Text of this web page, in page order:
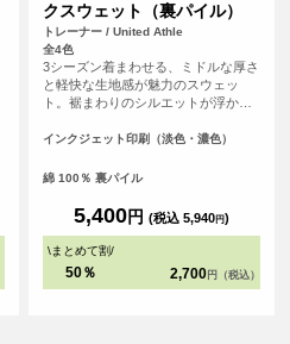
クスウェット（裏パイル）
トレーナー / United Athle
全4色
3シーズン着まわせる、ミドルな厚さ
と軽快な生地感が魅力のスウェッ
ト。裾まわりのシルエットが浮かな
い溜まり感のある袖、ストンとドロ
ルエットの随所にこだわりを詰め込
ステッチを採用。トレンドコーデを1
枚で完成させる絶妙なサイジングは
もちろん、堅牢さも兼備したこと
大成となりました。
インクジェット印刷（淡色・濃色）
綿 100％ 裏パイル
5,400円 (税込 5,940円)
\まとめて割/
50％ 2,700 円（税込）